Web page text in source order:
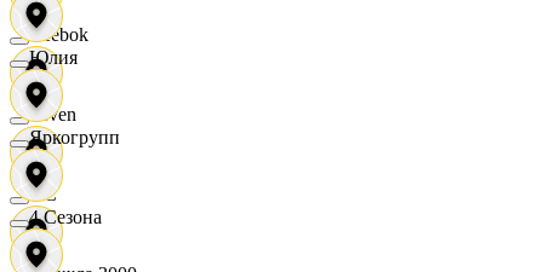
Reebok
Seven
XC
Юлия
Яркогрупп
4 Сезона